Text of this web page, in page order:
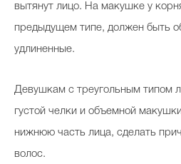
вытянут лицо. На макушке у
предыдущем типе, должен быть
удлиненные.
Девушкам с треугольным типом
густой челки и объемной
нижнюю часть лица, сделать
волос.